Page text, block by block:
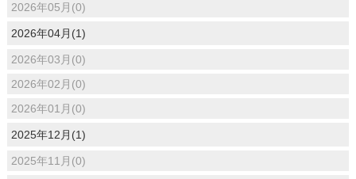
2026年05月(0)
2026年04月(1)
2026年03月(0)
2026年02月(0)
2026年01月(0)
2025年12月(1)
2025年11月(0)